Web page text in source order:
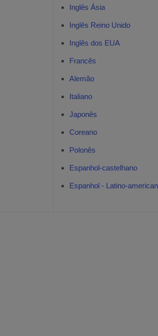
Inglês Ásia
Inglês Reino Unido
Inglês dos EUA
Francês
Alemão
Italiano
Japonês
Coreano
Polonês
Espanhol-castelhano
Espanhol - Latino-